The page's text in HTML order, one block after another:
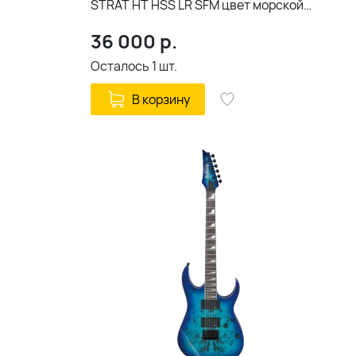
STRAT HT HSS LR SFM цвет морской
36 000 р.
Осталось 1 шт.
В корзину